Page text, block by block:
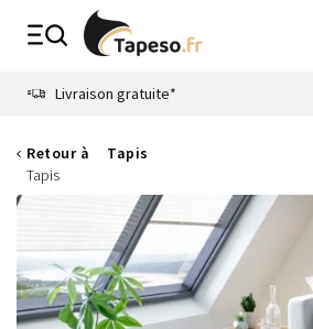
Livraison gratuite*
Retour à
Tapis
Tapis